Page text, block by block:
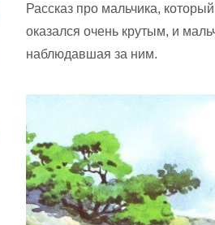
Рассказ про мальчика,
оказался очень крутым, и
наблюдавшая за ним.